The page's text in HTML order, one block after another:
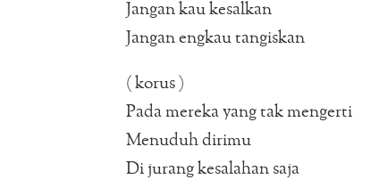
Jangan kau kesalkan
Jangan engkau tangiskan
( korus )
Pada mereka yang tak mengerti
Menuduh dirimu
Di jurang kesalahan saja